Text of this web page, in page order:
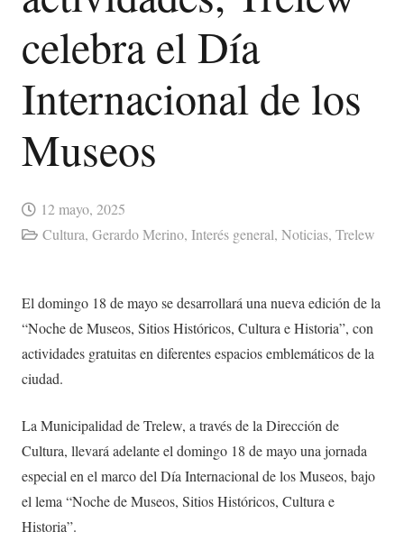
celebra el Día
Internacional de los
Museos
12 mayo, 2025
Cultura, Gerardo Merino, Interés general, Noticias, Trelew
El domingo 18 de mayo se desarrollará una nueva edición de la
“Noche de Museos, Sitios Históricos, Cultura e Historia”, con
actividades gratuitas en diferentes espacios emblemáticos de la
ciudad.
La Municipalidad de Trelew, a través de la Dirección de
Cultura, llevará adelante el domingo 18 de mayo una jornada
especial en el marco del Día Internacional de los Museos, bajo
el lema “Noche de Museos, Sitios Históricos, Cultura e
Historia”.